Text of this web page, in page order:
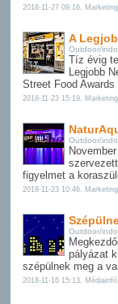
2018-11-27 09:16,
A
Outdoor/
Tíz évig
Legjobb
Street Food Awards
2018-11-23 15:19,
Outdoor/
figyelmet a
2018-11-23 10:46,
Outdoor/
pályázat
szépülnek meg a
2018-11-16 15:13,